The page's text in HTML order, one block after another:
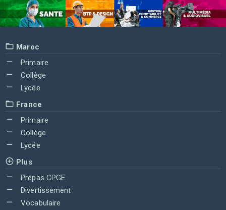
Maroc
Primaire
Collège
Lycée
France
Primaire
Collège
Lycée
Plus
Prépas CPGE
Divertissement
Vocabulaire